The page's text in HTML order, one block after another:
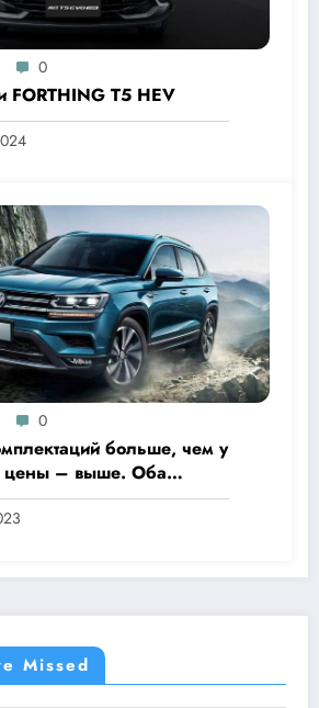
0
FORTHING T5 HEV
0
больше, чем у
цены – выше. Оба
в России
Missed